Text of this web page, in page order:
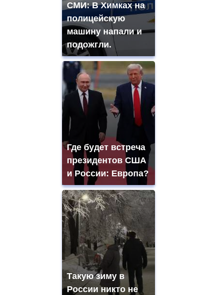
СМИ: В Химках на
полицейскую
машину напали и
подожгли.
Где будет встреча
президентов США
и России: Европа?
Такую зиму в
России никто не